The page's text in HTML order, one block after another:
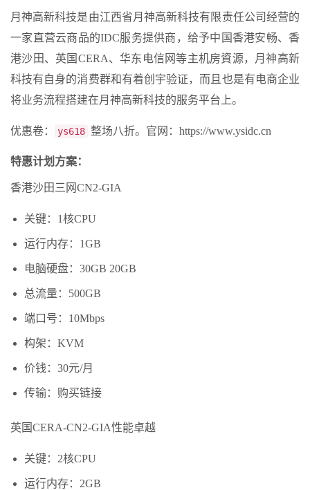
月神高新科技是由江西省月神高新科技有限责任公司经营的
一家直营云商品的IDC服务提供商，给予中国香港安畅、香
港沙田、英国CERA、华东电信网等主机房資源，月神高新
科技有自身的消费群和有着创宇验证，而且也是有电商企业
将业务流程搭建在月神高新科技的服务平台上。
优惠卷： ys618 整场八折。官网：https://www.ysidc.cn
特惠计划方案：
香港沙田三网CN2-GIA
关键：1核CPU
运行内存：1GB
电脑硬盘：30GB 20GB
总流量：500GB
端口号：10Mbps
构架：KVM
价钱：30元/月
传输：购买链接
英国CERA-CN2-GIA性能卓越
关键：2核CPU
运行内存：2GB